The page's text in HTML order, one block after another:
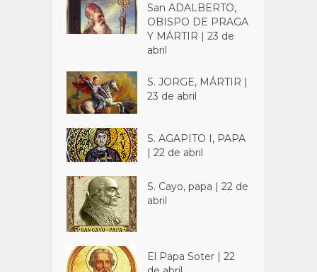
San ADALBERTO,
OBISPO DE PRAGA
Y MÁRTIR | 23 de
abril
S. JORGE, MÁRTIR |
23 de abril
S. AGAPITO I, PAPA
| 22 de abril
S. Cayo, papa | 22 de
abril
El Papa Soter | 22